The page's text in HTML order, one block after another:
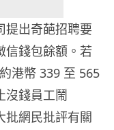
提出奇葩招聘要
信錢包餘額。若
港幣 339 至 565
沒錢員工鬧
批網民批評有關